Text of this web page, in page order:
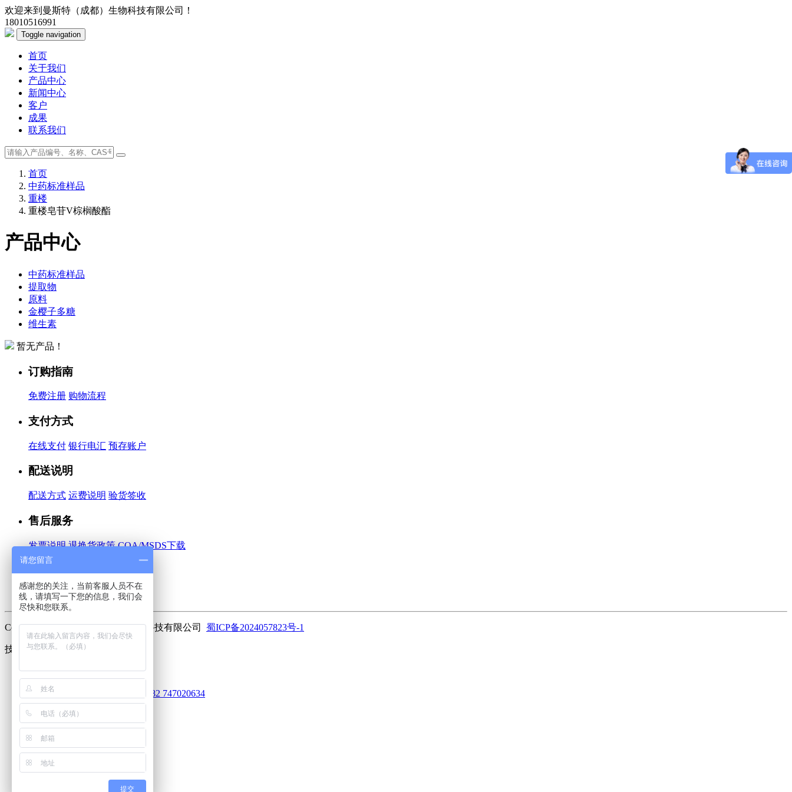
欢迎来到曼斯特（成都）生物科技有限公司！
18010516991
Toggle navigation
首页
关于我们
产品中心
新闻中心
客户
成果
联系我们
首页
中药标准样品
重楼
重楼皂苷V棕榈酸酯
产品中心
中药标准样品
提取物
原料
金樱子多糖
维生素
暂无产品！
订购指南
免费注册 购物流程
支付方式
在线支付 银行电汇 预存账户
配送说明
配送方式 运费说明 验货签收
售后服务
发票说明 退换货政策 COA/MSDS下载
关于我们
公司简介 联系我们 加入我们
Copyright ©2023 曼斯特(成都)生物科技有限公司 蜀ICP备2024057823号-1
技术支持：库价化学
客服
752101920
913030682 747020634
电话
18010516991客服服务热线
微信
扫码关注
回到顶部
请您留言
感谢您的关注，当前客服人员不在
线，请填写一下您的信息，我们会
尽快和您联系。
提交